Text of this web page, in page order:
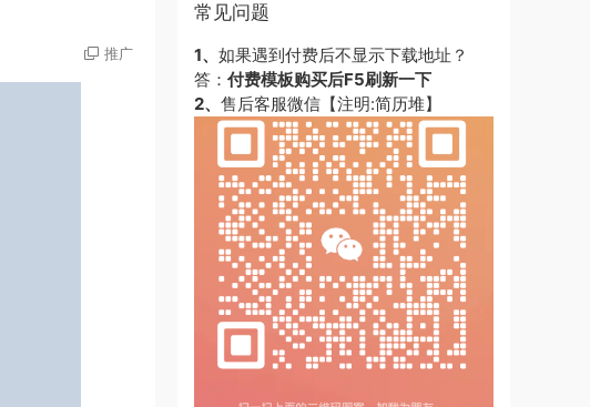
推广
常见问题
1、 如果遇到付费后不显示下载地址？
答： 付费模板购买后F5刷新一下
2、 售后客服微信【注明:简历堆】